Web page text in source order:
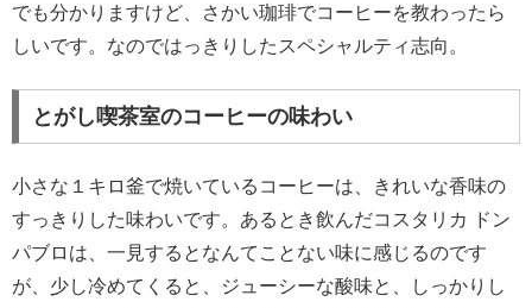
でも分かりますけど、さかい珈琲でコーヒーを教わったら
しいです。なのではっきりしたスペシャルティ志向。
とがし喫茶室のコーヒーの味わい
小さな１キロ釜で焼いているコーヒーは、きれいな香味の
すっきりした味わいです。あるとき飲んだコスタリカ ドン
パブロは、一見するとなんてことない味に感じるのです
が、少し冷めてくると、ジューシーな酸味と、しっかりし